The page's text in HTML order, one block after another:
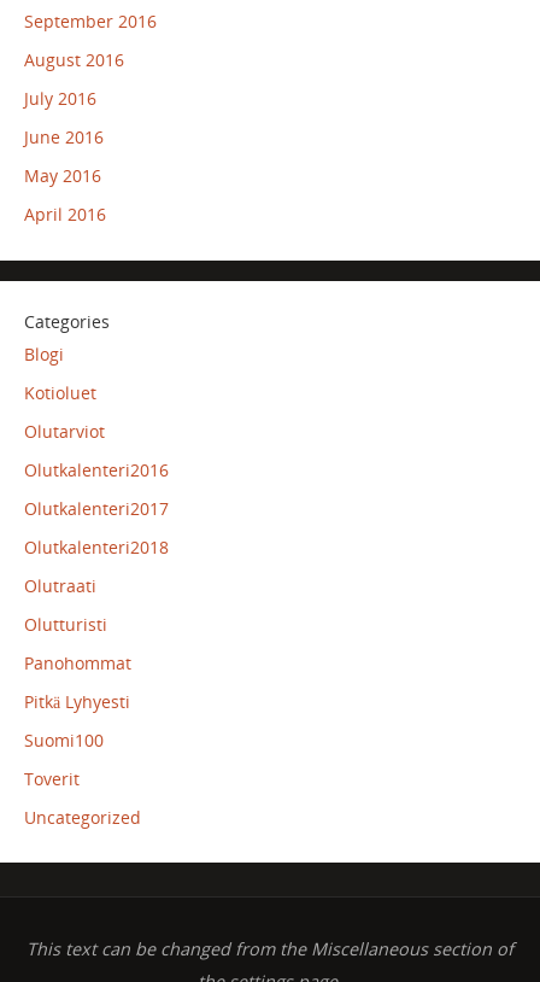
September 2016
August 2016
July 2016
June 2016
May 2016
April 2016
Categories
Blogi
Kotioluet
Olutarviot
Olutkalenteri2016
Olutkalenteri2017
Olutkalenteri2018
Olutraati
Olutturisti
Panohommat
Pitkä Lyhyesti
Suomi100
Toverit
Uncategorized
This text can be changed from the Miscellaneous section of